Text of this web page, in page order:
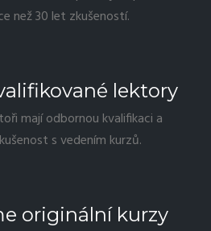
než 30 let zkušeností.
lektory
mají odbornou kvalifikaci a
s vedením kurzů.
originální kurzy